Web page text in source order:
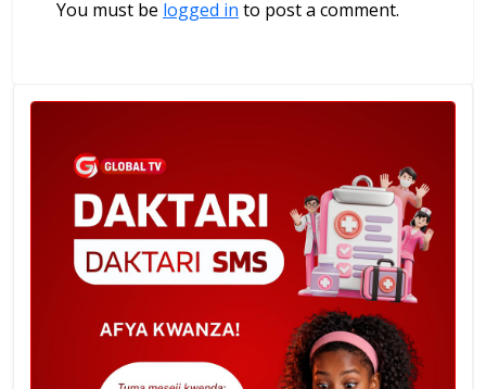
You must be logged in to post a comment.